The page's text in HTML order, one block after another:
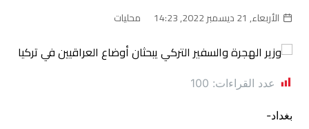
الأربعاء, 21 ديسمبر 2022, 14:23 محليات
عدد القراءات: 100
بغداد-